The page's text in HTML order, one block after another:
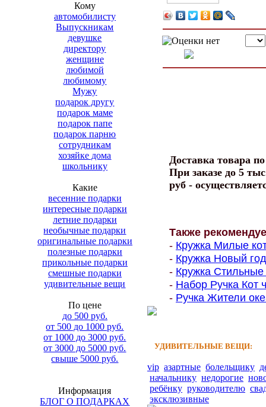
Кому
автомобилисту
Выпускникам
девушке
директору
женщине
любимой
любимому
Мужу
подарок другу
подарок маме
подарок папе
подарок парню
сотрудникам
хозяйке дома
школьнику
Какие
весенние подарки
интересные подарки
летние подарки
необычные подарки
оригинальные подарки
полезные подарки
прикольные подарки
смешные подарки
удивительные вещи
По цене
до 500 руб.
от 500 до 1000 руб.
от 1000 до 3000 руб.
от 3000 до 5000 руб.
свыше 5000 руб.
Информация
БЛОГ О ПОДАРКАХ
Доставка товара
При заказе до 5
руб -
Также
- Кружка Милые
- Кружка Новый
- Кружка Стильные
- Набор Ручка Кот
- Ручка Жители
УДИВИТЕЛЬНЫЕ ВЕЩИ:
vip азартные болельщику
начальнику недорогие
ребёнку руководителю
эксклюзивные